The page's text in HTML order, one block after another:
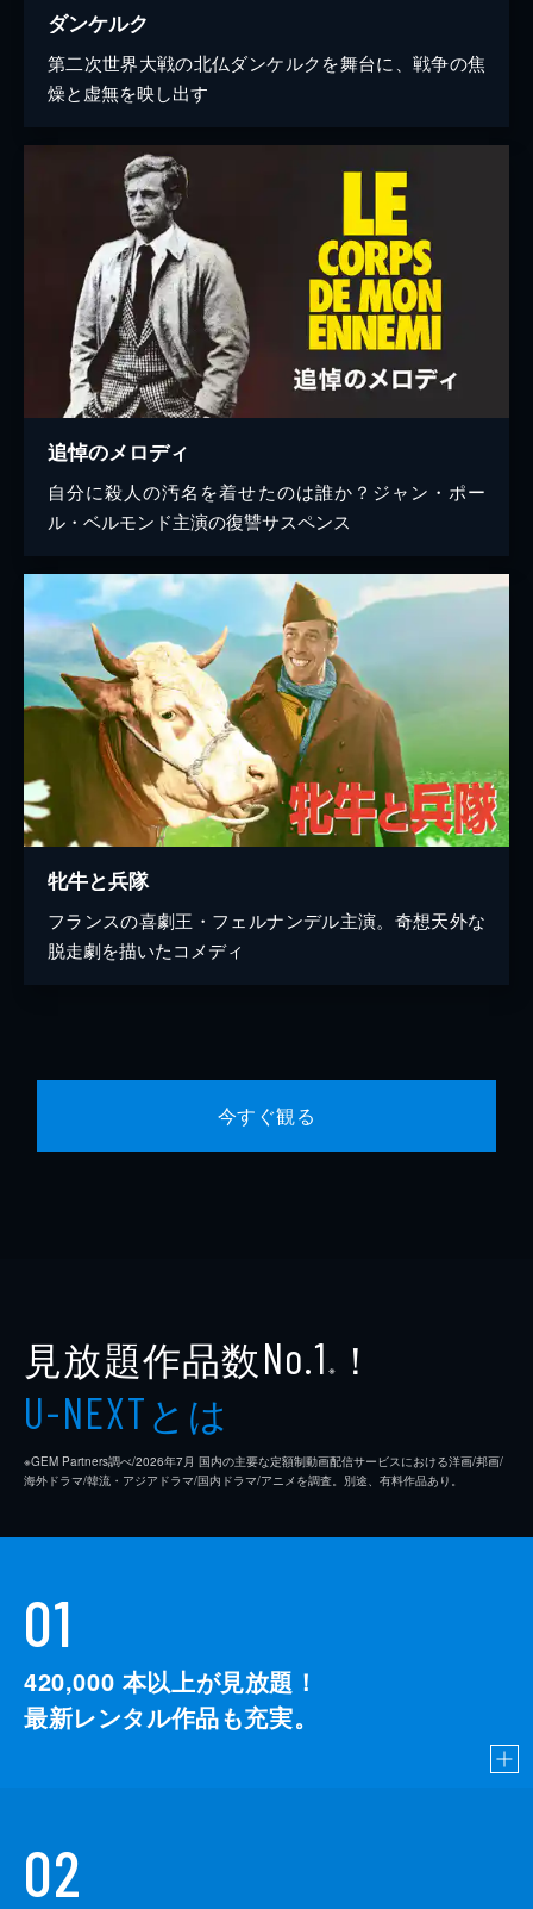
ダンケルク
第二次世界大戦の北仏ダンケルクを舞台に、戦争の焦
燥と虚無を映し出す
追悼のメロディ
自分に殺人の汚名を着せたのは誰か？ジャン・ポー
ル・ベルモンド主演の復讐サスペンス
牝牛と兵隊
フランスの喜劇王・フェルナンデル主演。奇想天外な
脱走劇を描いたコメディ
今すぐ観る
見放題作品数No.1 ※ ！
U-NEXTとは
※GEM Partners調べ/2026年7⽉ 国内の主要な定額制動画配信サービスにおける洋画/邦画/
海外ドラマ/韓流・アジアドラマ/国内ドラマ/アニメを調査。別途、有料作品あり。
01
420,000 本以上が見放題！
最新レンタル作品も充実。
02